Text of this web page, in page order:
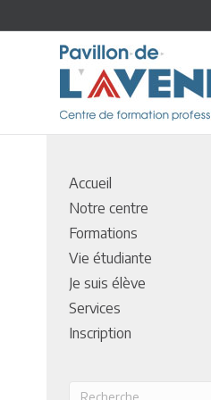
Accueil
Notre centre
Formations
Vie étudiante
Je suis élève
Services
Inscription